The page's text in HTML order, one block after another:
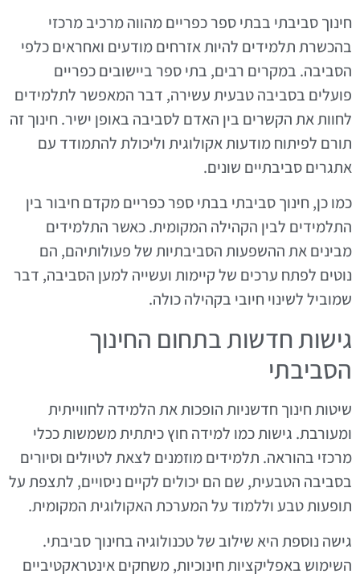
חינוך סביבתי בבתי ספר כפריים מהווה מרכיב מרכזי
בהכשרת תלמידים להיות אזרחים מודעים ואחראים כלפי
הסביבה. במקרים רבים, בתי ספר ביישובים כפריים
פועלים בסביבה טבעית עשירה, דבר המאפשר לתלמידים
לחוות את הקשרים בין האדם לסביבה באופן ישיר. חינוך זה
תורם לפיתוח מודעות אקולוגית וליכולת להתמודד עם
אתגרים סביבתיים שונים.
כמו כן, חינוך סביבתי בבתי ספר כפריים מקדם חיבור בין
התלמידים לבין הקהילה המקומית. כאשר התלמידים
מבינים את ההשפעות הסביבתיות של פעולותיהם, הם
נוטים לפתח ערכים של קיימות ועשייה למען הסביבה, דבר
שמוביל לשינוי חיובי בקהילה כולה.
גישות חדשות בתחום החינוך
הסביבתי
שיטות חינוך חדשניות הופכות את הלמידה לחווייתית
ומעורבת. גישות כמו למידה חוץ כיתתית משמשות ככלי
מרכזי בהוראה. תלמידים מוזמנים לצאת לטיולים וסיורים
בסביבה הטבעית, שם הם יכולים לקיים ניסויים, לתצפת על
תופעות טבע וללמוד על המערכת האקולוגית המקומית.
גישה נוספת היא שילוב של טכנולוגיה בחינוך סביבתי.
השימוש באפליקציות חינוכיות, משחקים אינטראקטיביים